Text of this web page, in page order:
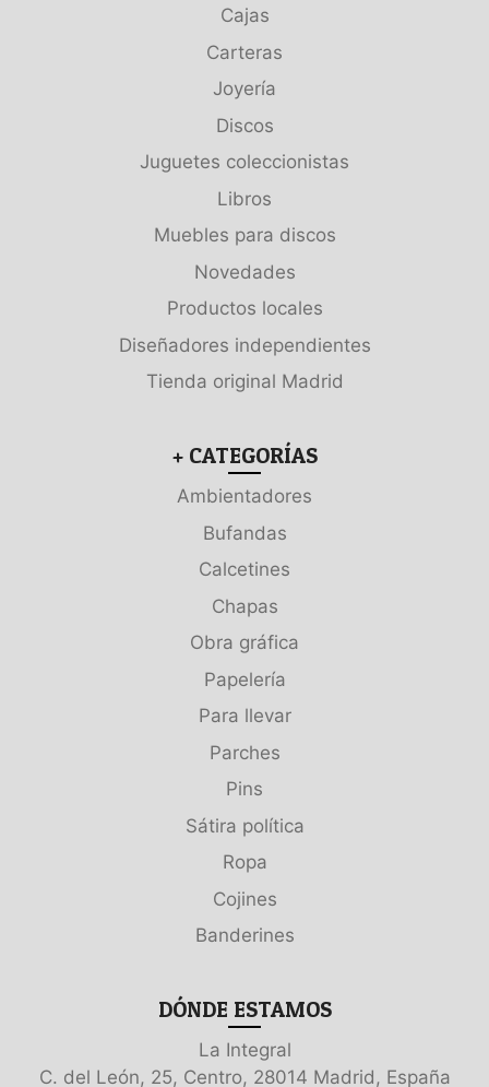
Cajas
Carteras
Joyería
Discos
Juguetes coleccionistas
Libros
Muebles para discos
Novedades
Productos locales
Diseñadores independientes
Tienda original Madrid
+ CATEGORÍAS
Ambientadores
Bufandas
Calcetines
Chapas
Obra gráfica
Papelería
Para llevar
Parches
Pins
Sátira política
Ropa
Cojines
Banderines
DÓNDE ESTAMOS
La Integral
C. del León, 25, Centro, 28014 Madrid, España